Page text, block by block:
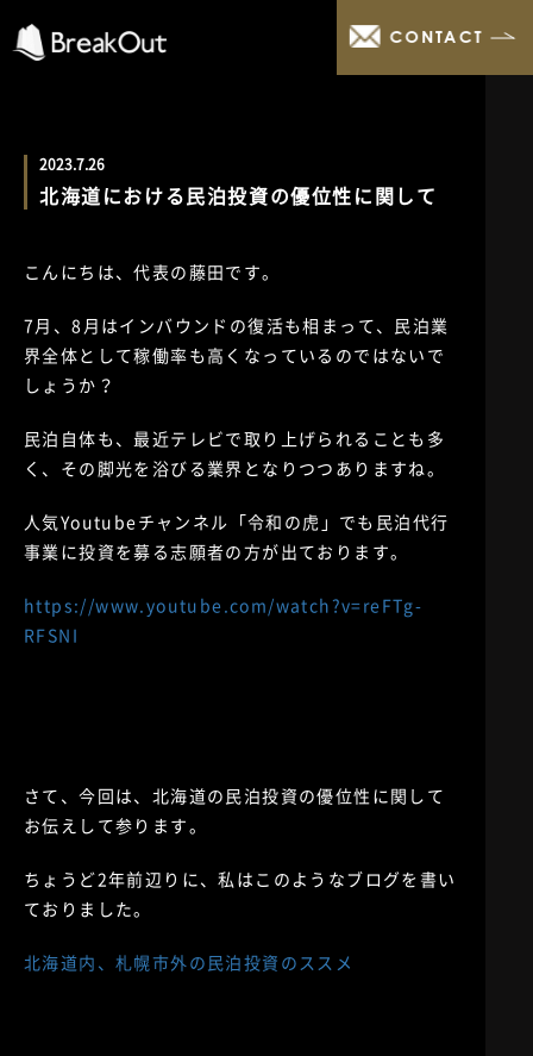
CONTACT
2023.7.26
北海道における民泊投資の優位性に関して
こんにちは、代表の藤田です。
7月、8月はインバウンドの復活も相まって、民泊業
界全体として稼働率も高くなっているのではないで
しょうか？
民泊自体も、最近テレビで取り上げられることも多
く、その脚光を浴びる業界となりつつありますね。
人気Youtubeチャンネル「令和の虎」でも民泊代行
事業に投資を募る志願者の方が出ております。
https://www.youtube.com/watch?v=reFTg-
RFSNI
さて、今回は、北海道の民泊投資の優位性に関して
お伝えして参ります。
ちょうど2年前辺りに、私はこのようなブログを書い
ておりました。
北海道内、札幌市外の民泊投資のススメ